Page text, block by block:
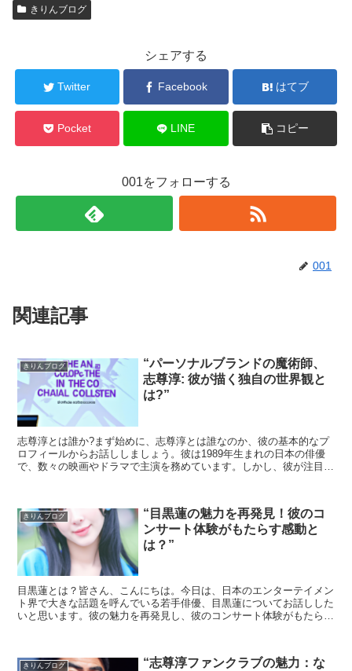
きりんブログ
シェアする
Twitter Facebook はてブ
Pocket LINE コピー
001をフォローする
001
関連記事
きりんブログ
“パーソナルブランドの魔術師、
志尊淳: 彼が描く独自の世界観と
は?”
志尊淳とは誰か?まず始めに、志尊淳とは誰なのか、彼の基本的なプ
ロフィールからお話ししましょう。彼は1989年生まれの日本の俳優
で、数々の映画やドラマで主演を務めています。しかし、彼が注目さ
きりんブログ
“目黒蓮の魅力を再発見！彼のコ
ンサート体験がもたらす感動と
は？”
目黒蓮とは？皆さん、こんにちは。今日は、日本のエンターテイメン
ト界で大きな話題を呼んでいる若手俳優、目黒蓮についてお話しした
いと思います。彼の魅力を再発見し、彼のコンサート体験がもたらす
きりんブログ
“志尊淳ファンクラブの魅力：な